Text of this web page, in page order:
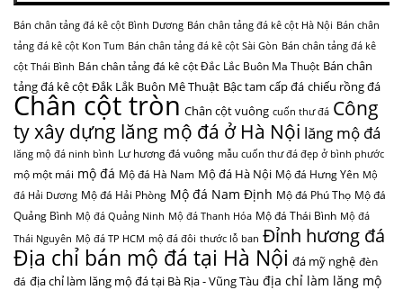
Bán chân tảng đá kê cột Bình Dương Bán chân tảng đá kê cột Hà Nội Bán chân
tảng đá kê cột Kon Tum Bán chân tảng đá kê cột Sài Gòn Bán chân tảng đá kê
cột Thái Bình Bán chân tảng đá kê cột Đắc Lắc Buôn Ma Thuột Bán chân
tảng đá kê cột Đắk Lắk Buôn Mê Thuật Bậc tam cấp đá chiếu rồng đá
Chân cột tròn Chân cột vuông cuốn thư đá Công
ty xây dựng lăng mộ đá ở Hà Nội lăng mộ đá
lăng mộ đá ninh bình Lư hương đá vuông mẫu cuốn thư đá đẹp ở bình phước
mộ một mái mộ đá Mộ đá Hà Nam Mộ đá Hà Nội Mộ đá Hưng Yên Mộ
đá Hải Dương Mộ đá Hải Phòng Mộ đá Nam Định Mộ đá Phú Thọ Mộ đá
Quảng Bình Mộ đá Quảng Ninh Mộ đá Thanh Hóa Mộ đá Thái Bình Mộ đá
Thái Nguyên Mộ đá TP HCM mộ đá đôi thước lỗ ban Đỉnh hương đá
Địa chỉ bán mộ đá tại Hà Nội đá mỹ nghệ đèn
đá địa chỉ làm lăng mộ đá tại Bà Rịa - Vũng Tàu địa chỉ làm lăng mộ